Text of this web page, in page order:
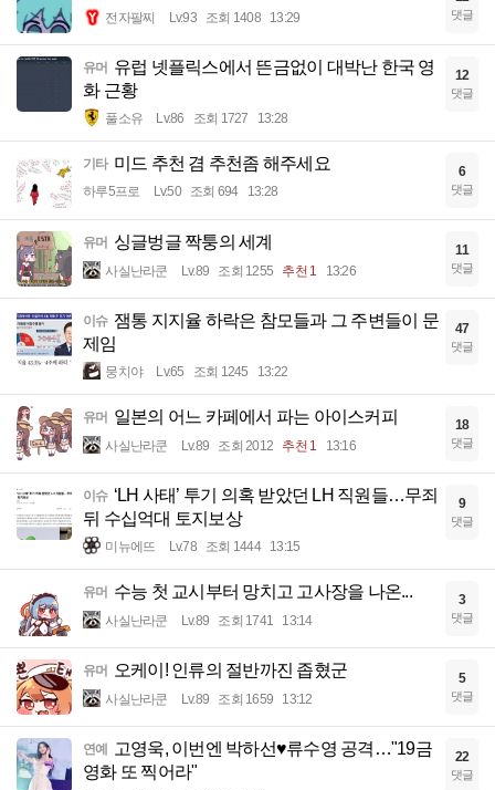
전자팔찌 Lv.93 조회 1408 13:29 댓글
유머 유럽 넷플릭스에서 뜬금없이 대박난 한국 영
화 근황
풀소유 Lv.86 조회 1727 13:28
12
댓글
기타 미드 추천 겸 추천좀 해주세요
하루5프로 Lv.50 조회 694 13:28
6
댓글
유머 싱글벙글 짝퉁의 세계
사실난라쿤 Lv.89 조회 1255 추천 1 13:26
11
댓글
이슈 잼통 지지율 하락은 참모들과 그 주변들이 문
제임
뭉치야 Lv.65 조회 1245 13:22
47
댓글
유머 일본의 어느 카페에서 파는 아이스커피
사실난라쿤 Lv.89 조회 2012 추천 1 13:16
18
댓글
이슈 ‘LH 사태’ 투기 의혹 받았던 LH 직원들…무죄
뒤 수십억대 토지보상
미뉴에뜨 Lv.78 조회 1444 13:15
9
댓글
유머 수능 첫 교시부터 망치고 고사장을 나온...
사실난라쿤 Lv.89 조회 1741 13:14
3
댓글
유머 오케이! 인류의 절반까진 좁혔군
사실난라쿤 Lv.89 조회 1659 13:12
5
댓글
연예
고영욱, 이번엔 박하선♥류수영 공격…"19금
영화 또 찍어라"
22
댓글